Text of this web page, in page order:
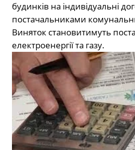
будинків на індивідуальні
постачальниками
Виняток становитимуть
електроенергії та газу.